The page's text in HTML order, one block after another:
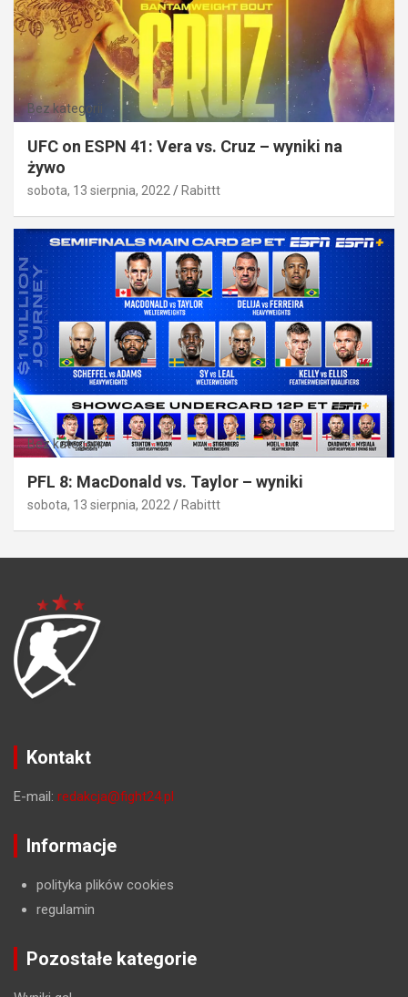
Bez kategorii
UFC on ESPN 41: Vera vs. Cruz – wyniki na
żywo
sobota, 13 sierpnia, 2022 Rabittt
Bez kategorii
PFL 8: MacDonald vs. Taylor – wyniki
sobota, 13 sierpnia, 2022 Rabittt
Kontakt
E-mail: redakcja@fight24.pl
Informacje
polityka plików cookies
regulamin
Pozostałe kategorie